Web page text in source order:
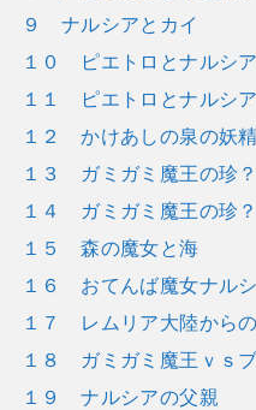
９ ナルシアとカイ
１０ ピエトロとナルシ
１１ ピエトロとナルシア
１２ かけあしの泉の妖精
１３ ガミガミ魔王の珍？
１４ ガミガミ魔王の珍？
１５ 森の魔女と海
１６ おてんば魔女ナル
１７ レムリア大陸から
１８ ガミガミ魔王ｖｓ
１９ ナルシアの父親